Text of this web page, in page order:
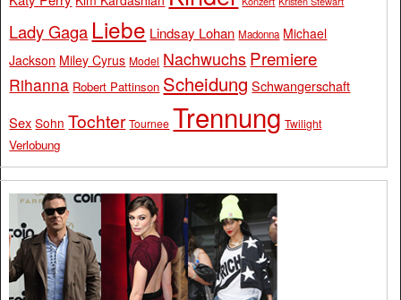
Lady Gaga Liebe Lindsay Lohan Madonna Michael
Jackson Miley Cyrus Model Nachwuchs Premiere
Rihanna Robert Pattinson Scheidung Schwangerschaft
Sex Sohn Tochter Tournee Trennung Twilight
Verlobung